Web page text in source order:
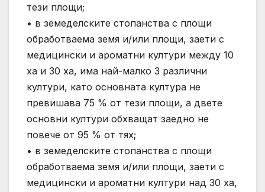
тези площи;
• в земеделските стопанства с площи
обработваема земя и/или площи, заети с
медицински и ароматни култури между 10
ха и 30 ха, има най-малко 3 различни
култури, като основната култура не
превишава 75 % от тези площи, а двете
основни култури обхващат заедно не
повече от 95 % от тях;
• в земеделските стопанства с площи
обработваема земя и/или площи, заети с
медицински и ароматни култури над 30 ха,